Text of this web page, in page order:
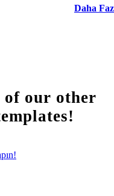
Daha
of our other